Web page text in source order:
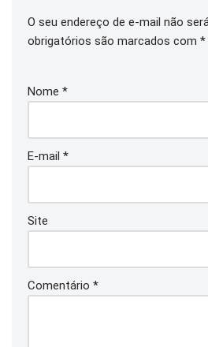
O seu endereço de e-mail não
obrigatórios são marcados com *
Nome *
E-mail *
Site
Comentário *